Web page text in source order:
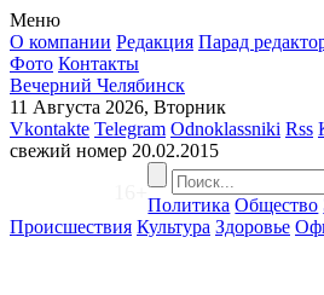
Меню
О компании Редакция Парад
Фото Контакты
Вечерний Челябинск
11 Августа 2026, Вторник
Vkontakte Telegram Odnoklassniki Rss
свежий номер 20.02.2015
16+
Политика Общество
Происшествия Культура Здоровье